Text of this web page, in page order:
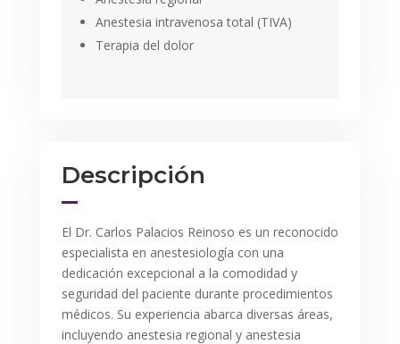
Anestesia intravenosa total (TIVA)
Terapia del dolor
Descripción
El Dr. Carlos Palacios Reinoso es un reconocido
especialista en anestesiología con una
dedicación excepcional a la comodidad y
seguridad del paciente durante procedimientos
médicos. Su experiencia abarca diversas áreas,
incluyendo anestesia regional y anestesia